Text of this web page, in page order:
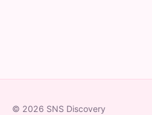
© 2026 SNS Discovery